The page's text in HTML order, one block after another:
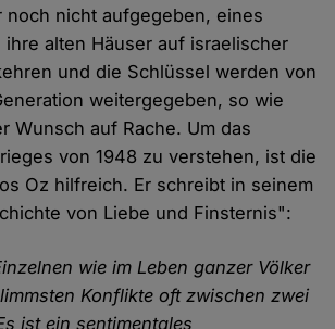
noch nicht aufgegeben, eines
alten Häuser auf israelischer
und die Schlüssel werden von
weitergegeben, so wie
Wunsch auf Rache. Um das
von 1948 zu verstehen, ist die
Oz hilfreich. Er schreibt in seinem
von Liebe und Finsternis":
wie im Leben ganzer Völker
Konflikte oft zwischen zwei
ist ein sentimentales